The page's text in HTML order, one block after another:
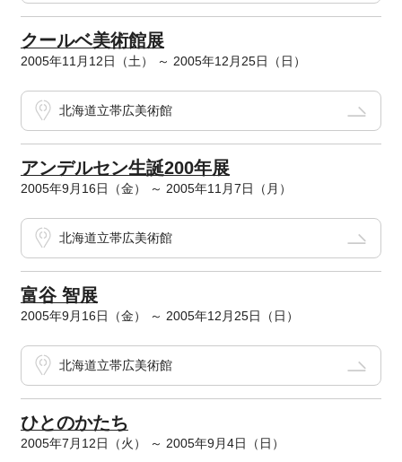
クールベ美術館展
2005年11月12日（土） ～ 2005年12月25日（日）
北海道立帯広美術館
アンデルセン生誕200年展
2005年9月16日（金） ～ 2005年11月7日（月）
北海道立帯広美術館
富谷 智展
2005年9月16日（金） ～ 2005年12月25日（日）
北海道立帯広美術館
ひとのかたち
2005年7月12日（火） ～ 2005年9月4日（日）